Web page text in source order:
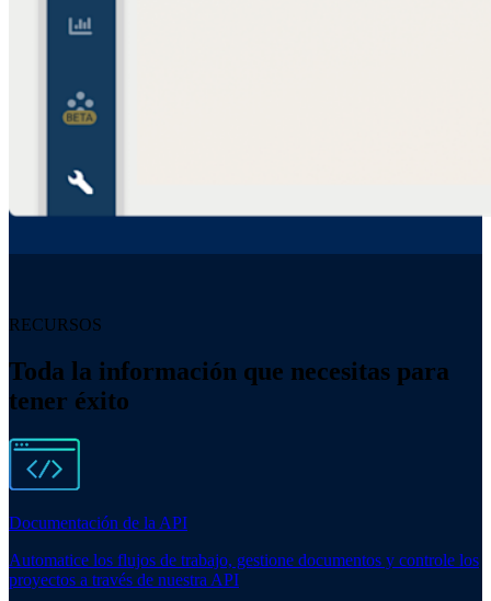
RECURSOS
Toda la información que necesitas para
tener éxito
Documentación de la API
Automatice los flujos de trabajo, gestione documentos y controle los
proyectos a través de nuestra API